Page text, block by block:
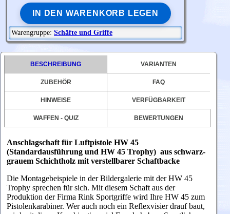
IN DEN WARENKORB LEGEN
Warengruppe: Schäfte und Griffe
BESCHREIBUNG VARIANTEN
ZUBEHÖR FAQ
HINWEISE VERFÜGBARKEIT
WAFFEN - QUIZ BEWERTUNGEN
Anschlagschaft für Luftpistole HW 45
(Standardausführung und HW 45 Trophy) aus schwarz-
grauem Schichtholz mit verstellbarer Schaftbacke
Die Montagebeispiele in der Bildergalerie mit der HW 45
Trophy sprechen für sich. Mit diesem Schaft aus der
Produktion der Firma Rink Sportgriffe wird Ihre HW 45 zum
Pistolenkarabiner. Wer auch noch ein Reflexvisier drauf baut,